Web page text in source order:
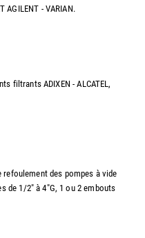
AGILENT - VARIAN.
filtrants ADIXEN - ALCATEL,
des pompes à vide
de 1/2" à 4"G, 1 ou 2 embouts